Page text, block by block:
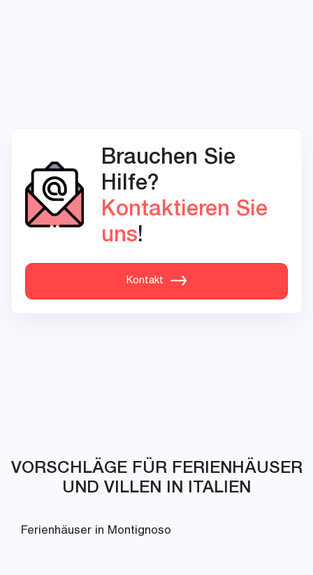
Brauchen Sie
Hilfe?
Kontaktieren Sie
uns!
Kontakt
VORSCHLÄGE FÜR FERIENHÄUSER
UND VILLEN IN ITALIEN
Ferienhäuser in Montignoso